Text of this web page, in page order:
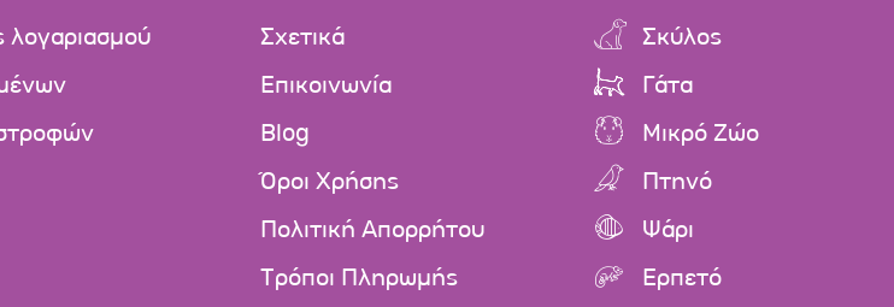
λογαριασμού
Σχετικά
Επικοινωνία
Blog
Όροι Χρήσης
Πολιτική Απορρήτου
Τρόποι Πληρωμής
Σκύλος
Γάτα
Μικρό Ζώο
Πτηνό
Ψάρι
Ερπετό